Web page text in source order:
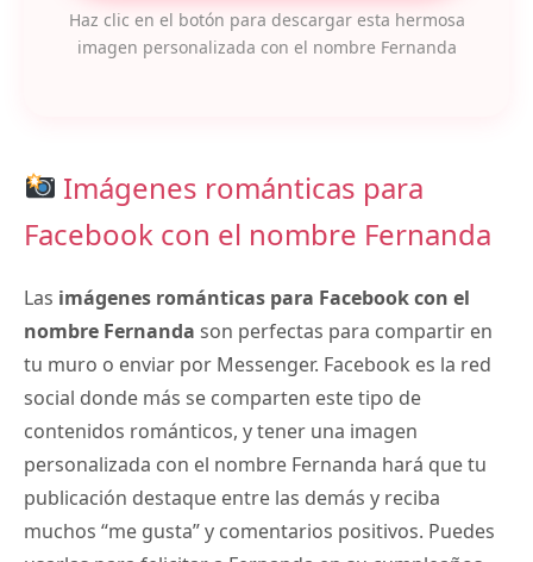
Haz clic en el botón para descargar esta hermosa
imagen personalizada con el nombre Fernanda
Imágenes románticas para
Facebook con el nombre Fernanda
Las imágenes románticas para Facebook con el
nombre Fernanda son perfectas para compartir en
tu muro o enviar por Messenger. Facebook es la red
social donde más se comparten este tipo de
contenidos románticos, y tener una imagen
personalizada con el nombre Fernanda hará que tu
publicación destaque entre las demás y reciba
muchos “me gusta” y comentarios positivos. Puedes